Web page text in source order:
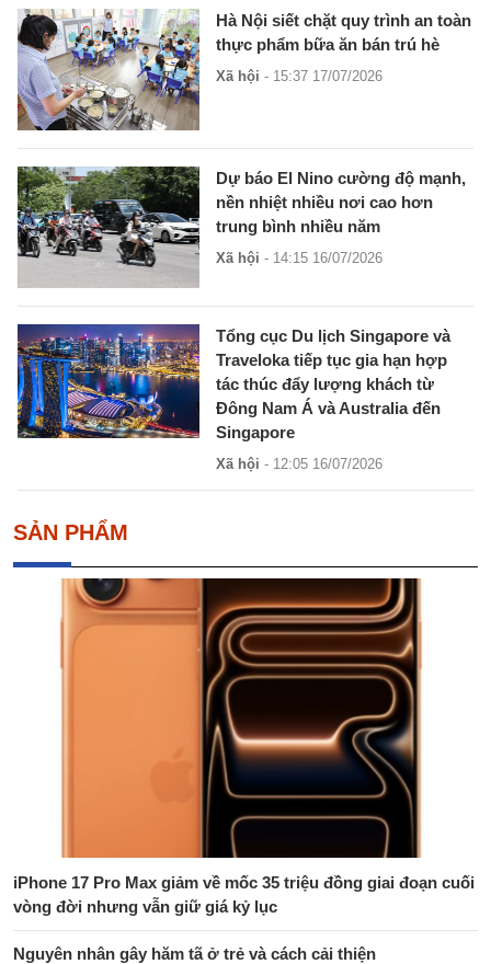
Hà Nội siết chặt quy trình an toàn
thực phẩm bữa ăn bán trú hè
Xã hội - 15:37 17/07/2026
Dự báo El Nino cường độ mạnh,
nền nhiệt nhiều nơi cao hơn
trung bình nhiều năm
Xã hội - 14:15 16/07/2026
Tổng cục Du lịch Singapore và
Traveloka tiếp tục gia hạn hợp
tác thúc đẩy lượng khách từ
Đông Nam Á và Australia đến
Singapore
Xã hội - 12:05 16/07/2026
SẢN PHẨM
iPhone 17 Pro Max giảm về mốc 35 triệu đồng giai đoạn cuối
vòng đời nhưng vẫn giữ giá kỷ lục
Nguyên nhân gây hăm tã ở trẻ và cách cải thiện